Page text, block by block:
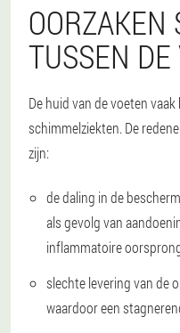
TUSSEN
De huid van de voeten
schimmelziekten. De
zijn:
de daling in de
als gevolg van
inflammatoire
slechte levering van de
waardoor een